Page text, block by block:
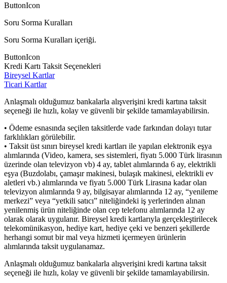
ButtonIcon
Soru Sorma Kuralları
Soru Sorma Kuralları içeriği.
ButtonIcon
Kredi Kartı Taksit Seçenekleri
Bireysel Kartlar
Ticari Kartlar
Anlaşmalı olduğumuz bankalarla alışverişini kredi kartına taksit
seçeneği ile hızlı, kolay ve güvenli bir şekilde tamamlayabilirsin.
• Ödeme esnasında seçilen taksitlerde vade farkından dolayı tutar
farklılıkları görülebilir.
• Taksit üst sınırı bireysel kredi kartları ile yapılan elektronik eşya
alımlarında (Video, kamera, ses sistemleri, fiyatı 5.000 Türk lirasının
üzerinde olan televizyon vb) 4 ay, tablet alımlarında 6 ay, elektrikli
eşya (Buzdolabı, çamaşır makinesi, bulaşık makinesi, elektrikli ev
aletleri vb.) alımlarında ve fiyatı 5.000 Türk Lirasına kadar olan
televizyon alımlarında 9 ay, bilgisayar alımlarında 12 ay, “yenileme
merkezi” veya “yetkili satıcı” niteliğindeki iş yerlerinden alınan
yenilenmiş ürün niteliğinde olan cep telefonu alımlarında 12 ay
olarak olarak uygulanır. Bireysel kredi kartlarıyla gerçekleştirilecek
telekomünikasyon, hediye kart, hediye çeki ve benzeri şekillerde
herhangi somut bir mal veya hizmeti içermeyen ürünlerin
alımlarında taksit uygulanamaz.
Anlaşmalı olduğumuz bankalarla alışverişini kredi kartına taksit
seçeneği ile hızlı, kolay ve güvenli bir şekilde tamamlayabilirsin.